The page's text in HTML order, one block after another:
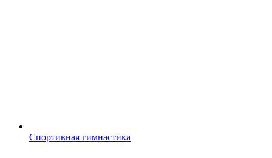
Спортивная гимнастика